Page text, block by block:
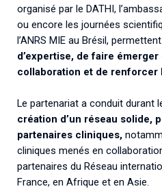
organisé par le DATHI,
ou encore les journées
l’ANRS MIE au Brésil, permettent
d’expertise, de faire
collaboration et de renforcer
Le partenariat a conduit durant
création d’un réseau solide,
partenaires cliniques,
cliniques menés en
partenaires du Réseau
France, en Afrique et en Asie.